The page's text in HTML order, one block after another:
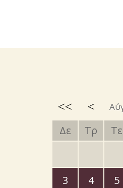
<< <
Δε Τρ Τε
3
4 5